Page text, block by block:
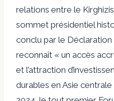
relations entre le
sommet présidentiel
conclu par le
reconnaît « un accès
et l’attraction
durables en Asie